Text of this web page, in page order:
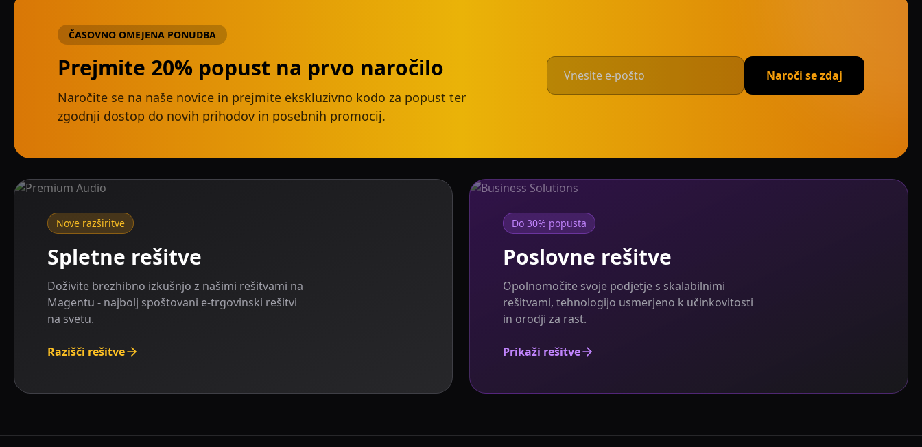
ČASOVNO OMEJENA PONUDBA
Prejmite 20% popust na prvo naročilo
Naročite se na naše novice in prejmite ekskluzivno kodo za popust ter
zgodnji dostop do novih prihodov in posebnih promocij.
Naroči se zdaj
Nove razširitve
Spletne rešitve
Doživite brezhibno izkušnjo z našimi rešitvami na
Magentu - najbolj spoštovani e-trgovinski rešitvi
na svetu.
Razišči rešitve
Do 30% popusta
Poslovne rešitve
Opolnomočite svoje podjetje s skalabilnimi
rešitvami, tehnologijo usmerjeno k učinkovitosti
in orodji za rast.
Prikaži rešitve